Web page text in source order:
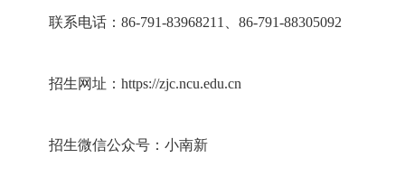
联系电话：86-791-83968211、86-791-88305092
招生网址： https://zjc.ncu.edu.cn
招生微信公众号：小南新